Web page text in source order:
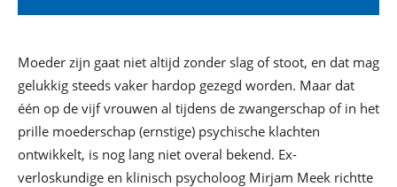
Moeder zijn gaat niet altijd zonder slag of stoot, en dat mag
gelukkig steeds vaker hardop gezegd worden. Maar dat
één op de vijf vrouwen al tijdens de zwangerschap of in het
prille moederschap (ernstige) psychische klachten
ontwikkelt, is nog lang niet overal bekend. Ex-
verloskundige en klinisch psycholoog Mirjam Meek richtte